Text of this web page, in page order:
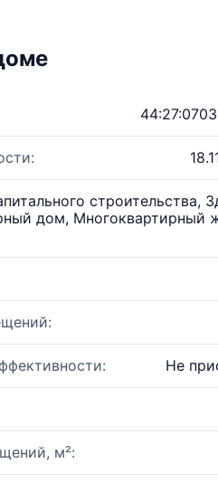
строительства,
дом, Многоквартирный
Не
м²: